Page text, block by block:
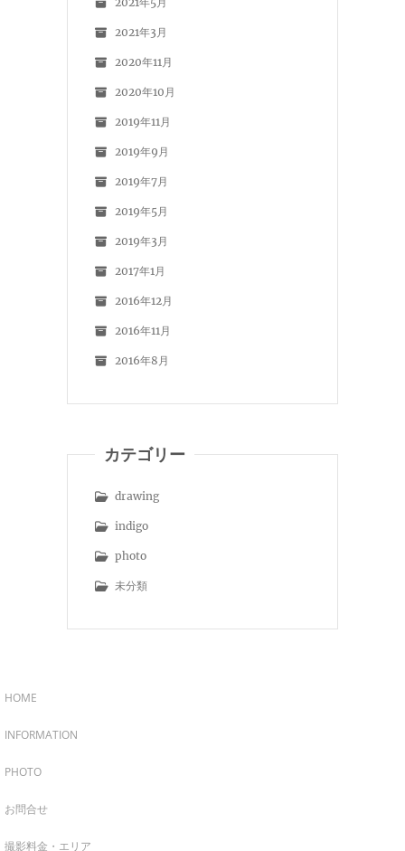
2021年3月
2020年11月
2020年10月
2019年11月
2019年9月
2019年7月
2019年5月
2019年3月
2017年1月
2016年12月
2016年11月
2016年8月
カテゴリー
drawing
indigo
photo
未分類
HOME
INFORMATION
PHOTO
お問合せ
撮影料金・エリア